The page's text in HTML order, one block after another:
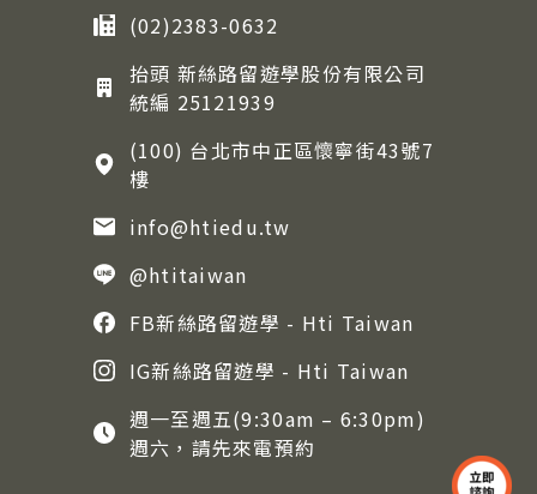
(02)2383-0632
抬頭 新絲路留遊學股份有限公司
統編 25121939
(100) 台北市中正區懷寧街43號7
樓
info@htiedu.tw
@htitaiwan
FB新絲路留遊學 - Hti Taiwan
IG新絲路留遊學 - Hti Taiwan
週一至週五(9:30am – 6:30pm)
週六，請先來電預約